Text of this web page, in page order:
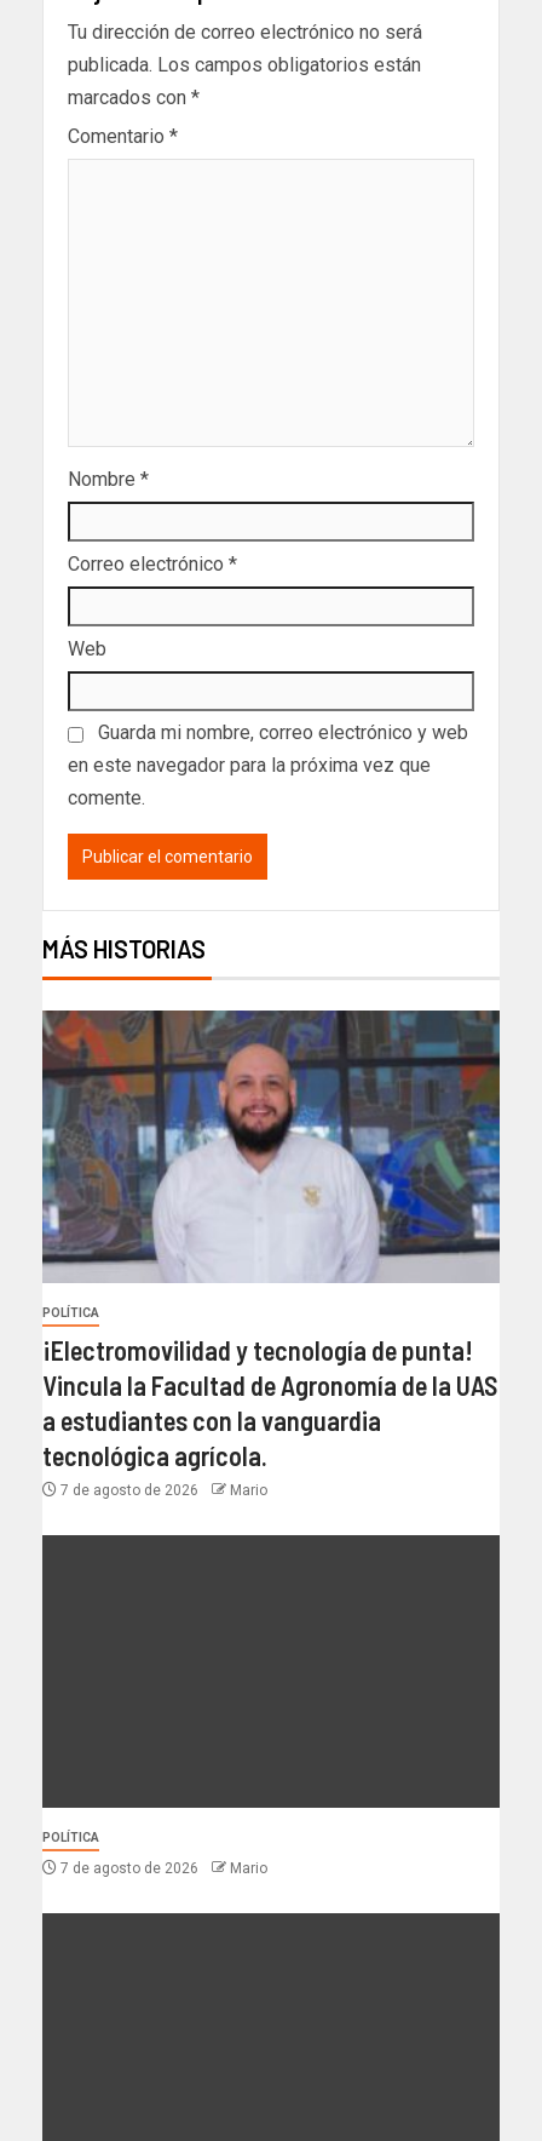
Tu dirección de correo electrónico no será
publicada. Los campos obligatorios están
marcados con *
Comentario *
Nombre *
Correo electrónico *
Web
Guarda mi nombre, correo electrónico y web
en este navegador para la próxima vez que
comente.
MÁS HISTORIAS
POLÍTICA
¡Electromovilidad y tecnología de punta!
Vincula la Facultad de Agronomía de la UAS
a estudiantes con la vanguardia
tecnológica agrícola.
7 de agosto de 2026 Mario
POLÍTICA
7 de agosto de 2026 Mario